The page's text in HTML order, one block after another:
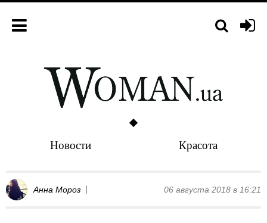
Новости Красота
Анна Мороз 06 августа 2018 в 16:21